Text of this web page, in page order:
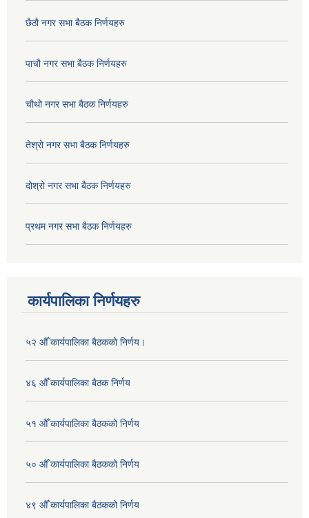
छैठौ नगर सभा बैठक निर्णयहरु
पाचौ नगर सभा बैठक निर्णयहरु
चौथो नगर सभा बैठक निर्णयहरु
तेश्रो नगर सभा बैठक निर्णयहरु
दोश्रो नगर सभा बैठक निर्णयहरु
प्रथम नगर सभा बैठक निर्णयहरु
कार्यपालिका निर्णयहरु
५२ औँ कार्यपालिका बैठकको निर्णय।
४६ औँ कार्यपालिका बैठक निर्णय
५१ औँ कार्यपालिका बैठकको निर्णय
५० औँ कार्यपालिका बैठकको निर्णय
४९ औँ कार्यपालिका बैठकको निर्णय